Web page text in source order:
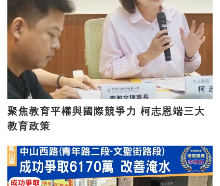
聚焦教育平權與國際競爭力 柯志恩端三大
教育政策